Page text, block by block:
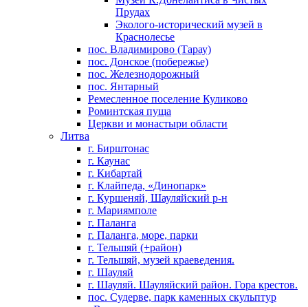
Прудах
Эколого-исторический музей в
Краснолесье
пос. Владимирово (Тарау)
пос. Донское (побережье)
пос. Железнодорожный
пос. Янтарный
Ремесленное поселение Куликово
Роминтская пуща
Церкви и монастыри области
Литва
г. Бирштонас
г. Каунас
г. Кибартай
г. Клайпеда, «Динопарк»
г. Куршеняй, Шауляйский р-н
г. Мариямполе
г. Паланга
г. Паланга, море, парки
г. Тельшяй (+район)
г. Тельшяй, музей краеведения.
г. Шауляй
г. Шауляй. Шауляйский район. Гора крестов.
пос. Судерве, парк каменных скульптур